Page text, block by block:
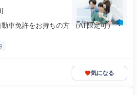
車免許をお持ちの方 （AT限定可） ・
気になる